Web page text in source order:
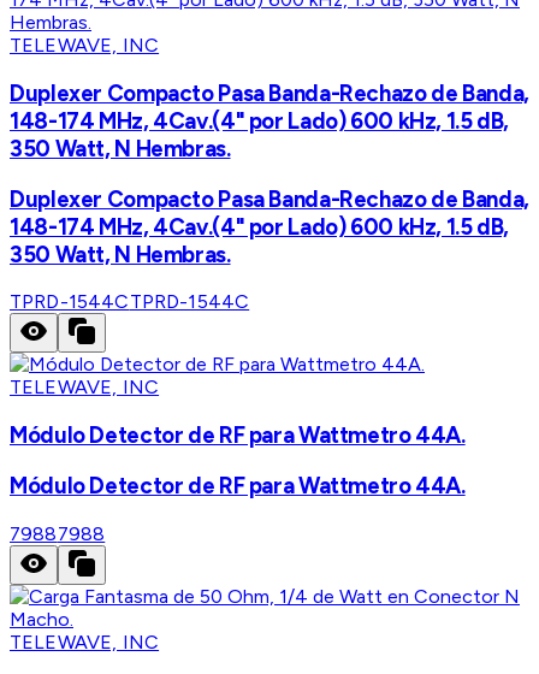
TELEWAVE, INC
Duplexer Compacto Pasa Banda-Rechazo de Banda,
148-174 MHz, 4Cav.(4" por Lado) 600 kHz, 1.5 dB,
350 Watt, N Hembras.
Duplexer Compacto Pasa Banda-Rechazo de Banda,
148-174 MHz, 4Cav.(4" por Lado) 600 kHz, 1.5 dB,
350 Watt, N Hembras.
TPRD-1544CTPRD-1544C
TELEWAVE, INC
Módulo Detector de RF para Wattmetro 44A.
Módulo Detector de RF para Wattmetro 44A.
79887988
TELEWAVE, INC